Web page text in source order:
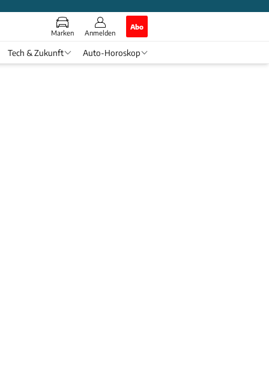
Marken Anmelden
Abo
Tech & Zukunft Auto-Horoskop